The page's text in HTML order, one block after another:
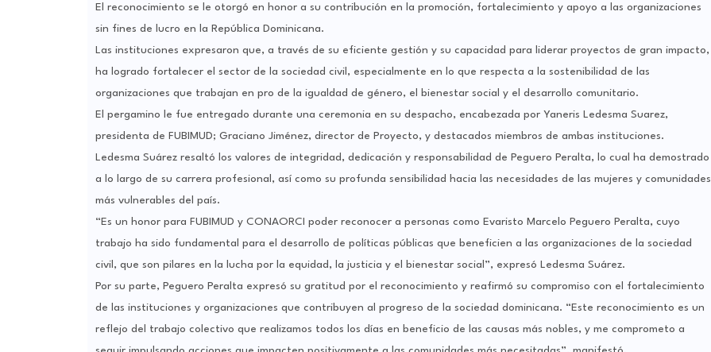
El reconocimiento se le otorgó en honor a su contribución en la promoción, fortalecimiento y apoyo a las organizaciones
sin fines de lucro en la República Dominicana.
Las instituciones expresaron que, a través de su eficiente gestión y su capacidad para liderar proyectos de gran impacto,
ha logrado fortalecer el sector de la sociedad civil, especialmente en lo que respecta a la sostenibilidad de las
organizaciones que trabajan en pro de la igualdad de género, el bienestar social y el desarrollo comunitario.
El pergamino le fue entregado durante una ceremonia en su despacho, encabezada por Yaneris Ledesma Suarez,
presidenta de FUBIMUD; Graciano Jiménez, director de Proyecto, y destacados miembros de ambas instituciones.
Ledesma Suárez resaltó los valores de integridad, dedicación y responsabilidad de Peguero Peralta, lo cual ha demostrado
a lo largo de su carrera profesional, así como su profunda sensibilidad hacia las necesidades de las mujeres y comunidades
más vulnerables del país.
“Es un honor para FUBIMUD y CONAORCI poder reconocer a personas como Evaristo Marcelo Peguero Peralta, cuyo
trabajo ha sido fundamental para el desarrollo de políticas públicas que beneficien a las organizaciones de la sociedad
civil, que son pilares en la lucha por la equidad, la justicia y el bienestar social”, expresó Ledesma Suárez.
Por su parte, Peguero Peralta expresó su gratitud por el reconocimiento y reafirmó su compromiso con el fortalecimiento
de las instituciones y organizaciones que contribuyen al progreso de la sociedad dominicana. “Este reconocimiento es un
reflejo del trabajo colectivo que realizamos todos los días en beneficio de las causas más nobles, y me comprometo a